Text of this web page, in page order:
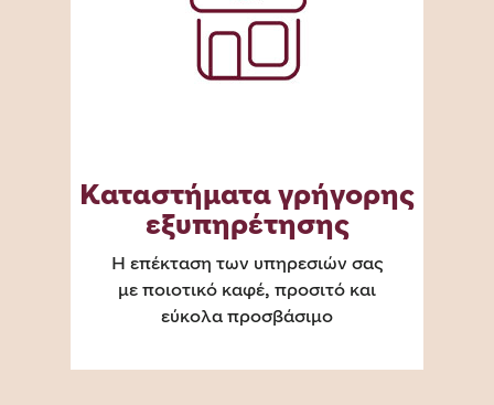
Καταστήματα γρήγορης
εξυπηρέτησης
Η επέκταση των υπηρεσιών σας
με ποιοτικό καφέ, προσιτό και
εύκολα προσβάσιμο